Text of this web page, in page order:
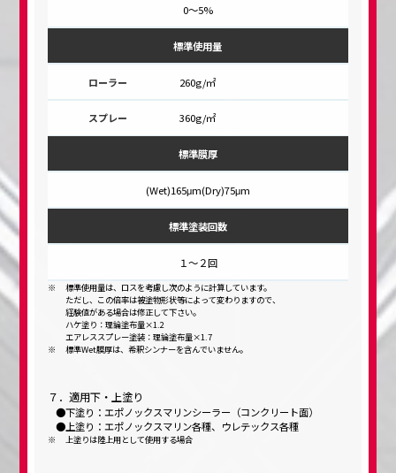
0～5%
標準使用量
260g/㎡
360g/㎡
標準膜厚
(Wet)165μm(Dry)75μm
標準塗装回数
１～２回
標準使用量は、ロスを考慮し次のように計算しています。
ただし、この倍率は被塗物形状等によって変わりますので、
経験値がある場合は修正して下さい。
ハケ塗り：理論塗布量×1.2
エアレススプレー塗装：理論塗布量×1.7
標準Wet膜厚は、希釈シンナーを含んでいません。
７．適用下・上塗り
下塗り：エポノックスマリンシーラー（コンクリート面）
上塗り：エポノックスマリン各種、ウレテックス各種
上塗りは陸上用として使用する場合